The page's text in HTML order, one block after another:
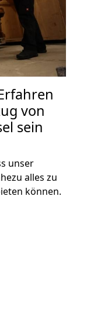
von
sein
unser
alles zu
können.